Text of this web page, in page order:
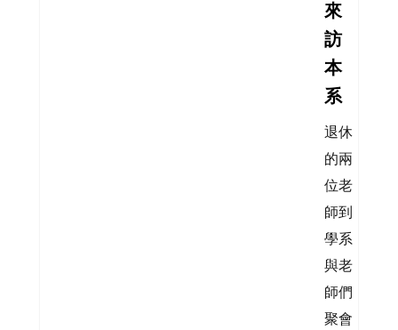
來
訪
本
系
退休
的兩
位老
師到
學系
與老
師們
聚會